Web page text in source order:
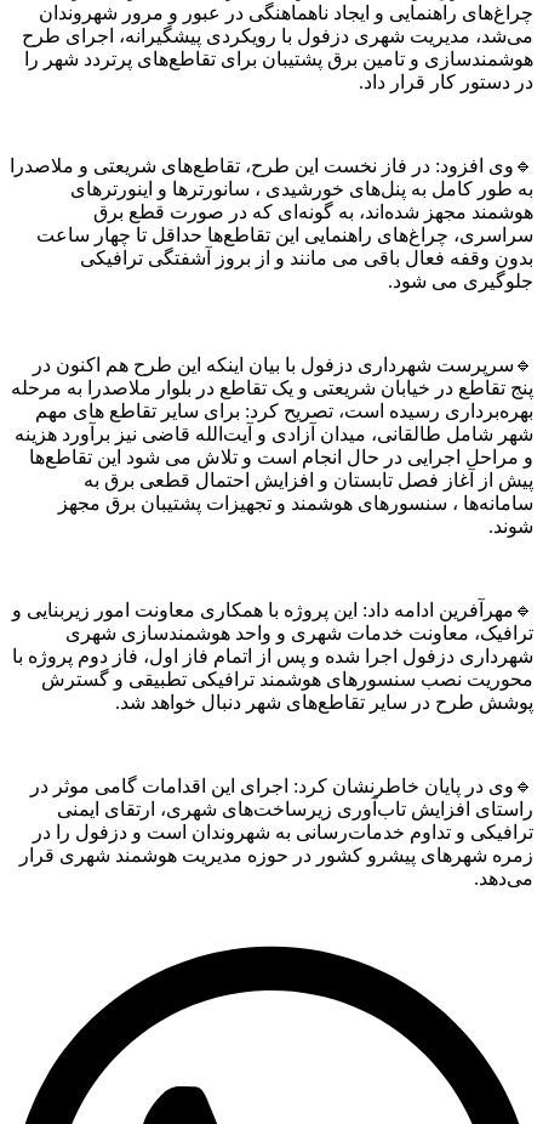
راهنمایی و ایجاد ناهماهنگی در عبور و مرور شهروندان
مدیریت شهری دزفول با رویکردی پیشگیرانه، اجرای طرح
و تامین برق پشتیبان برای تقاطع‌های پرتردد شهر را
کار قرار داد.
افزود: در فاز نخست این طرح، تقاطع‌های شریعتی و ملاصدرا
کامل به پنل‌های خورشیدی ، سانورترها و اینورترهای
مجهز شده‌اند، به‌ گونه‌ای که در صورت قطع برق
چراغ‌های راهنمایی این تقاطع‌ها حداقل تا چهار ساعت
وقفه فعال باقی می‌ مانند و از بروز آشفتگی ترافیکی
می‌ شود.
شهرداری دزفول با بیان اینکه این طرح هم‌ اکنون در
در خیابان شریعتی و یک تقاطع در بلوار ملاصدرا به مرحله
رسیده است، تصریح کرد: برای سایر تقاطع‌ های مهم
طالقانی، میدان آزادی و آیت‌الله قاضی نیز برآورد هزینه
اجرایی در حال انجام است و تلاش می‌ شود این تقاطع‌ها
آغاز فصل تابستان و افزایش احتمال قطعی برق به
، سنسورهای هوشمند و تجهیزات پشتیبان برق مجهز
ادامه داد: این پروژه با همکاری معاونت امور زیربنایی و
معاونت خدمات شهری و واحد هوشمندسازی شهری
دزفول اجرا شده و پس از اتمام فاز اول، فاز دوم پروژه با
نصب سنسورهای هوشمند ترافیکی تطبیقی و گسترش
طرح در سایر تقاطع‌های شهر دنبال خواهد شد.
در پایان خاطرنشان کرد: اجرای این اقدامات گامی موثر در
افزایش تاب‌آوری زیرساخت‌های شهری، ارتقای ایمنی
و تداوم خدمات‌رسانی به شهروندان است و دزفول را در
شهرهای پیشرو کشور در حوزه مدیریت هوشمند شهری قرار